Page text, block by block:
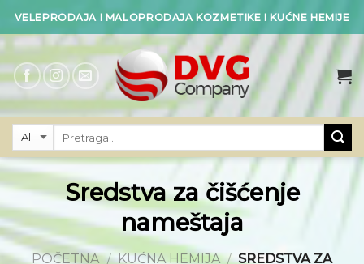
Skip
content
VELEPRODAJA I MALOPRODAJA KOZMETIKE I KUĆNE HEMIJE
Sredstva za čišćenje
nameštaja
POČETNA / KUĆNA HEMIJA / SREDSTVA ZA